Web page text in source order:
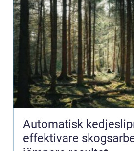
Automatisk
effektivare